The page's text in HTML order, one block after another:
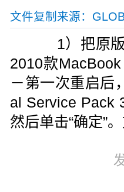
文件复制来源：
1）把原版
2010款
－第一次重启后
al Service Pack
然后单击“确定”